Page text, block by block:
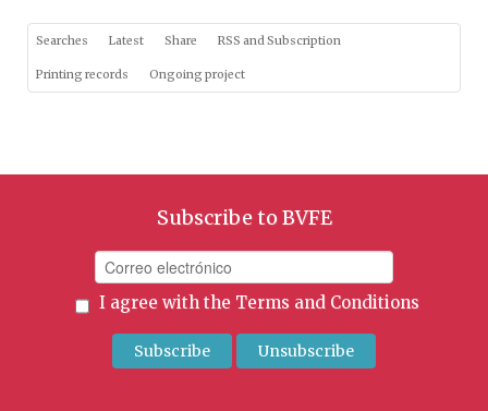
Searches Latest Share RSS and Subscription
Printing records Ongoing project
Subscribe to BVFE
I agree with the Terms and Conditions